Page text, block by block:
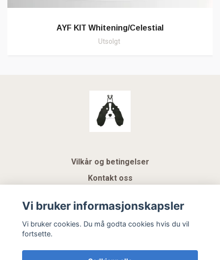
AYF KIT Whitening/Celestial
Utsolgt
Vilkår og betingelser
Kontakt oss
Gavekort
Vi bruker informasjonskapsler
Vi bruker cookies. Du må godta cookies hvis du vil
fortsette.